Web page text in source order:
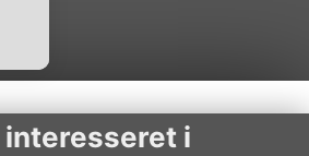
interesseret i